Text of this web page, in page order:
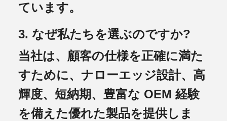
ています。
3. なぜ私たちを選ぶのですか?
当社は、顧客の仕様を正確に満た
すために、ナローエッジ設計、高
輝度、短納期、豊富な OEM 経験
を備えた優れた製品を提供しま